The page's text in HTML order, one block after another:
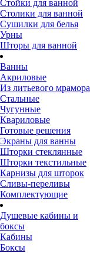
Стойки для ванной
Столики для ванной
Сушилки для белья
Урны
Шторы для ванной
Ванны
Акриловые
Из литьевого мрамора
Стальные
Чугунные
Квариловые
Готовые решения
Экраны для ванны
Шторки стеклянные
Шторки текстильные
Карнизы для шторок
Сливы-переливы
Комплектующие
Душевые кабины и
боксы
Кабины
Боксы